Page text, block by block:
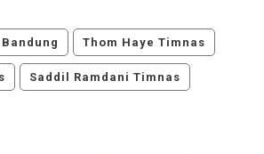
Thom Haye Timnas
Saddil Ramdani Timnas